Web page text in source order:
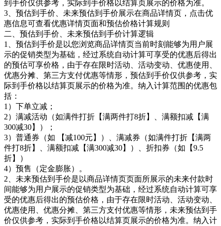
到手价仅供参考，实际到手价格以结算页展示的价格为准。
3、预估到手价、未来预估到手价展示在商品详情页，点击优
惠信息可查看优惠详情页面和预估价格计算规则
二、预估到手价、未来预估到手价计算逻辑
1、预估到手价是以您浏览商品详情页当前时刻能够为用户展
示的促销类型为基础，经过系统自动计算可享受的优惠后得出
的预估可享价格，由于存在限时活动、活动变动、优惠使用、
优惠分摊、第三方支付优惠等情形，预估到手价仅供参考，实
际到手价格以结算页展示的价格为准。纳入计算范围的优惠包
括：
1）下单立减；
2）满减活动（如满件打折【满两件打8折】、满额扣减【满
300减30】）；
3）普通券（如 【减100元】）、满减券（如满件打折【满两
件打8折】、满额扣减【满300减30】）、折扣券（如【9.5
折】）
4）预售（定金膨胀）。
2、未来预估到手价是以商品详情页页面所展示的未来付款时
间能够为用户展示的促销类型为基础，经过系统自动计算可享
受的优惠后得出的预估价格，由于存在限时活动、活动变动、
优惠使用、优惠分摊、第三方支付优惠等情形，未来预估到手
价仅供参考，实际到手价格以结算页展示的价格为准。纳入计